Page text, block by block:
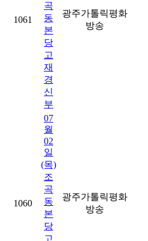
1061
곡
동
본
당
고
재
경
신
부
광주가톨릭평화
방송
1060
07
월
02
일
(목)
조
곡
동
본
당
고
광주가톨릭평화
방송